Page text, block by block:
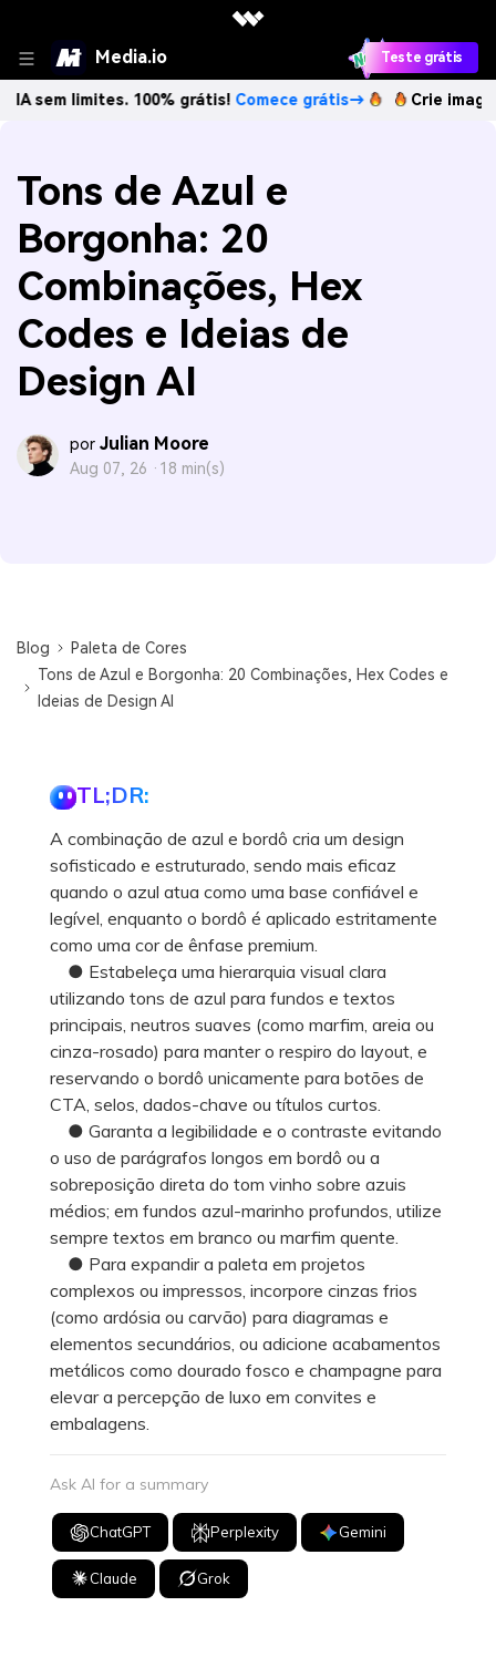
Media.io Teste grátis
100% grátis!Comece grátis→ Crie imagens com
Tons de Azul e
Borgonha: 20
Combinações, Hex
Codes e Ideias de
Design AI
por Julian Moore
Aug 07, 26 · 18 min(s)
Blog
Paleta de Cores
Tons de Azul e Borgonha: 20 Combinações, Hex Codes e
Ideias de Design AI
TL;DR:
A combinação de azul e bordô cria um design
sofisticado e estruturado, sendo mais eficaz
quando o azul atua como uma base confiável e
legível, enquanto o bordô é aplicado estritamente
como uma cor de ênfase premium.
● Estabeleça uma hierarquia visual clara
utilizando tons de azul para fundos e textos
principais, neutros suaves (como marfim, areia ou
cinza-rosado) para manter o respiro do layout, e
reservando o bordô unicamente para botões de
CTA, selos, dados-chave ou títulos curtos.
● Garanta a legibilidade e o contraste evitando
o uso de parágrafos longos em bordô ou a
sobreposição direta do tom vinho sobre azuis
médios; em fundos azul-marinho profundos, utilize
sempre textos em branco ou marfim quente.
● Para expandir a paleta em projetos
complexos ou impressos, incorpore cinzas frios
(como ardósia ou carvão) para diagramas e
elementos secundários, ou adicione acabamentos
metálicos como dourado fosco e champagne para
elevar a percepção de luxo em convites e
embalagens.
Ask AI for a summary
ChatGPT Perplexity Gemini
Claude Grok